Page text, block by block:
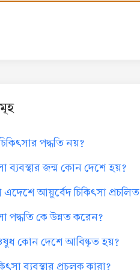
পদ্ধতি নয়?
ব্যবস্থার জন্ম কোন দেশে হয়?
আয়ুর্বেদ চিকিৎসা
পদ্ধতি কে উন্নত করেন?
কোন দেশে আবিষ্কৃত হয়?
ব্যবস্থার প্রচলক কারা?